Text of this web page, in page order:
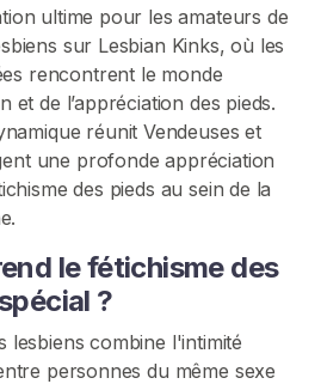
ultime pour les amateurs de
sur Lesbian Kinks, où les
rencontrent le monde
et de l’appréciation des pieds.
réunit Vendeuses et
une profonde appréciation
des pieds au sein de la
le fétichisme des
?
lesbiens combine l'intimité
personnes du même sexe